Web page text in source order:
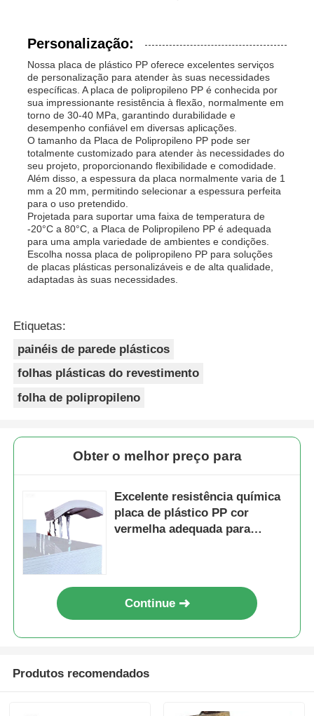
Personalização:
Nossa placa de plástico PP oferece excelentes serviços
de personalização para atender às suas necessidades
específicas. A placa de polipropileno PP é conhecida por
sua impressionante resistência à flexão, normalmente em
torno de 30-40 MPa, garantindo durabilidade e
desempenho confiável em diversas aplicações.
O tamanho da Placa de Polipropileno PP pode ser
totalmente customizado para atender às necessidades do
seu projeto, proporcionando flexibilidade e comodidade.
Além disso, a espessura da placa normalmente varia de 1
mm a 20 mm, permitindo selecionar a espessura perfeita
para o uso pretendido.
Projetada para suportar uma faixa de temperatura de
-20°C a 80°C, a Placa de Polipropileno PP é adequada
para uma ampla variedade de ambientes e condições.
Escolha nossa placa de polipropileno PP para soluções
de placas plásticas personalizáveis ​​e de alta qualidade,
adaptadas às suas necessidades.
Etiquetas:
painéis de parede plásticos
folhas plásticas do revestimento
folha de polipropileno
Obter o melhor preço para
Excelente resistência química
placa de plástico PP cor
vermelha adequada para
Continue
Produtos recomendados